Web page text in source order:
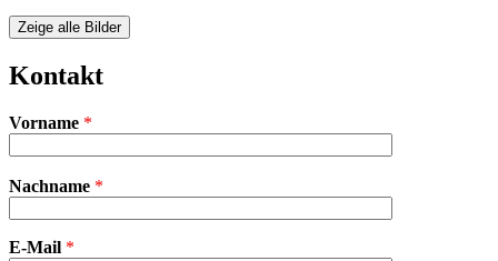
Zeige alle Bilder
Kontakt
Vorname *
lasse
leer.
Nachname *
E-Mail *